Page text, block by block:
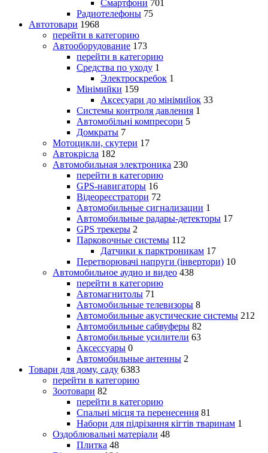
Смартфони 701
Радиотелефоны 75
Автотовари 1968
перейти в категорию
Автооборудование 173
перейти в категорию
Средства по уходу 1
Электроскребок 1
Мінімийки 159
Аксесуари до мінімийок 33
Системы контроля давления 1
Автомобільні компресори 5
Домкраты 7
Мотоцикли, скутери 17
Автокрісла 182
Автомобильная электроника 230
перейти в категорию
GPS-навигаторы 16
Відеореєстратори 72
Автомобильные сигнализации 1
Автомобильные радары-детекторы 17
GPS трекеры 2
Парковочные системы 112
Датчики к парктроникам 17
Перетворювачі напруги (інвертори) 10
Автомобильное аудио и видео 438
перейти в категорию
Автомагнитолы 71
Автомобильные телевизоры 8
Автомобильные акустические системы 212
Автомобильные сабвуферы 82
Автомобильные усилители 63
Аксессуары 0
Автомобильные антенны 2
Товари для дому, саду 6383
перейти в категорию
Зоотовари 82
перейти в категорию
Спальні місця та перенесення 81
Набори для підрізання кігтів тваринам 1
Оздоблювальні матеріали 48
Плитка 48